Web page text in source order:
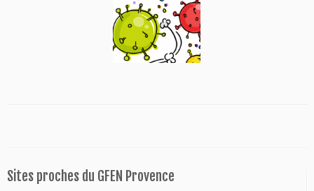
Sites proches du GFEN Provence